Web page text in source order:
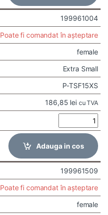
199961004
Poate fi comandat în așteptare
female
Extra Small
P-TSF15XS
186,85 lei cu TVA
Adauga in cos
199961509
Poate fi comandat în așteptare
female